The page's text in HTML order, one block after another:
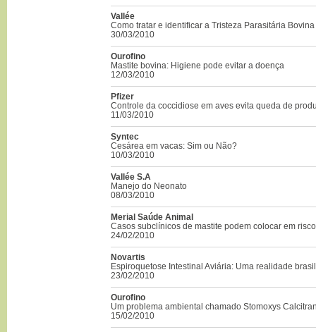
Vallée
Como tratar e identificar a Tristeza Parasitária Bovina
30/03/2010
Ourofino
Mastite bovina: Higiene pode evitar a doença
12/03/2010
Pfizer
Controle da coccidiose em aves evita queda de
11/03/2010
Syntec
Cesárea em vacas: Sim ou Não?
10/03/2010
Vallée S.A
Manejo do Neonato
08/03/2010
Merial Saúde Animal
Casos subclínicos de mastite podem colocar em
24/02/2010
Novartis
Espiroquetose Intestinal Aviária: Uma realidade
23/02/2010
Ourofino
Um problema ambiental chamado Stomoxys
15/02/2010